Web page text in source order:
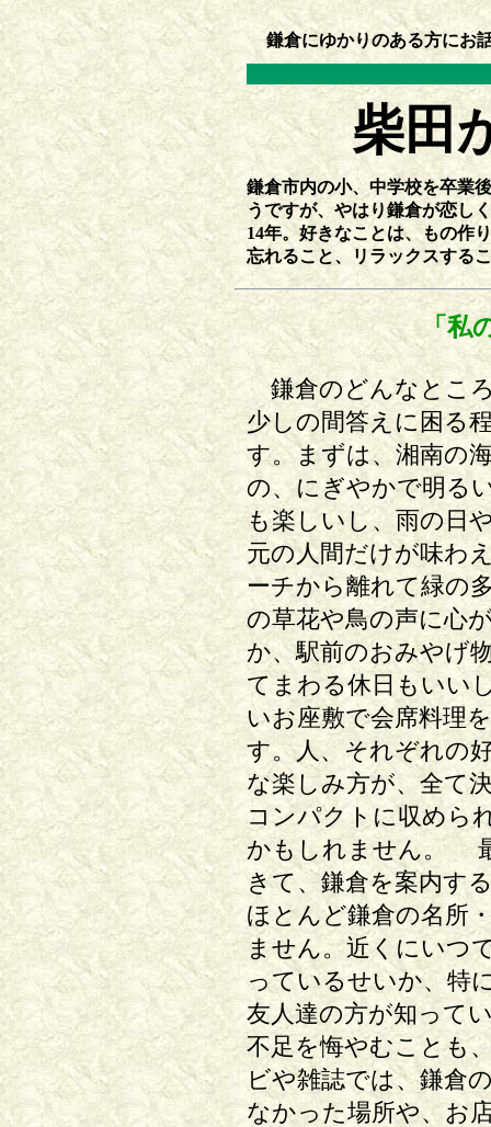
鎌倉にゆかりのある方にお
柴田
鎌倉市内の小、中学校を卒業
うですが、やはり鎌倉が恋し
14年。好きなことは、もの作
忘れること、リラックスする
「私
鎌倉のどんなとこ
少しの間答えに困る
す。まずは、湘南の
の、にぎやかで明る
も楽しいし、雨の日
元の人間だけが味わ
ーチから離れて緑の
の草花や鳥の声に心
か、駅前のおみやげ
てまわる休日もいい
いお座敷で会席料理
す。人、それぞれの
な楽しみ方が、全て
コンパクトに収めら
かもしれません。
きて、鎌倉を案内す
ほとんど鎌倉の名所
ません。近くにいつ
っているせいか、特
友人達の方が知って
不足を悔やむことも
ビや雑誌では、鎌倉
なかった場所や、お